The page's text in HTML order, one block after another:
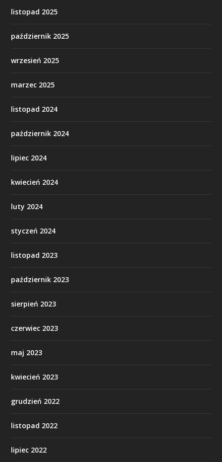
listopad 2025
październik 2025
wrzesień 2025
marzec 2025
listopad 2024
październik 2024
lipiec 2024
kwiecień 2024
luty 2024
styczeń 2024
listopad 2023
październik 2023
sierpień 2023
czerwiec 2023
maj 2023
kwiecień 2023
grudzień 2022
listopad 2022
lipiec 2022